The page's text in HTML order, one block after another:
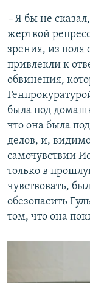
– Я бы не
жертвой
зрения, из
привлекли к
обвинения,
была под
что она была
делов, и,
самочувствии
только в
чувствовать,
обезопасить
том, что она